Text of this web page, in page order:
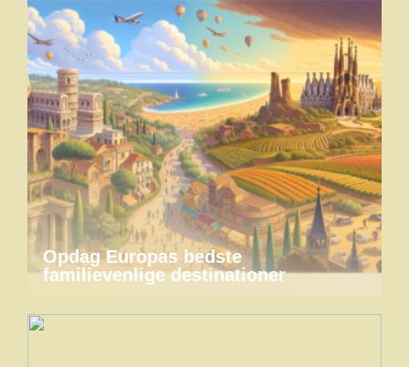
Opdag Europas bedste
familievenlige destinationer